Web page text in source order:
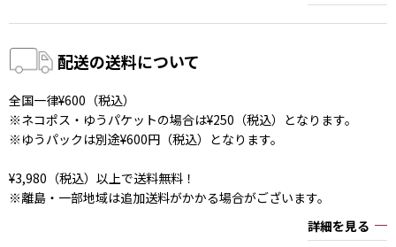
配送の送料について
全国一律¥600（税込）
※ネコポス・ゆうパケットの場合は¥250（税込）となります。
※ゆうパックは別途¥600円（税込）となります。
¥3,980（税込）以上で送料無料！
※離島・一部地域は追加送料がかかる場合がございます。
詳細を見る